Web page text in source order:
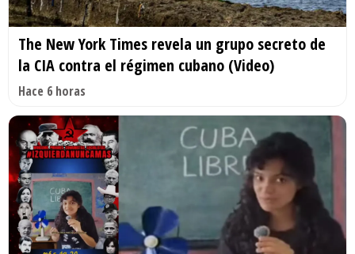
The New York Times revela un grupo secreto de
la CIA contra el régimen cubano (Video)
Hace 6 horas